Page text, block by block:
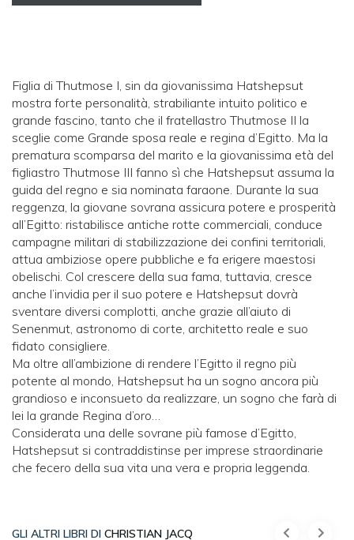
Figlia di Thutmose I, sin da giovanissima Hatshepsut
mostra forte personalità, strabiliante intuito politico e
grande fascino, tanto che il fratellastro Thutmose II la
sceglie come Grande sposa reale e regina d’Egitto. Ma la
prematura scomparsa del marito e la giovanissima età del
figliastro Thutmose III fanno sì che Hatshepsut assuma la
guida del regno e sia nominata faraone. Durante la sua
reggenza, la giovane sovrana assicura potere e prosperità
all’Egitto: ristabilisce antiche rotte commerciali, conduce
campagne militari di stabilizzazione dei confini territoriali,
attua ambiziose opere pubbliche e fa erigere maestosi
obelischi. Col crescere della sua fama, tuttavia, cresce
anche l’invidia per il suo potere e Hatshepsut dovrà
sventare diversi complotti, anche grazie all’aiuto di
Senenmut, astronomo di corte, architetto reale e suo
fidato consigliere.
Ma oltre all’ambizione di rendere l’Egitto il regno più
potente al mondo, Hatshepsut ha un sogno ancora più
grandioso e inconsueto da realizzare, un sogno che farà di
lei la grande Regina d’oro…
Considerata una delle sovrane più famose d’Egitto,
Hatshepsut si contraddistinse per imprese straordinarie
che fecero della sua vita una vera e propria leggenda.
GLI ALTRI LIBRI DI CHRISTIAN JACQ